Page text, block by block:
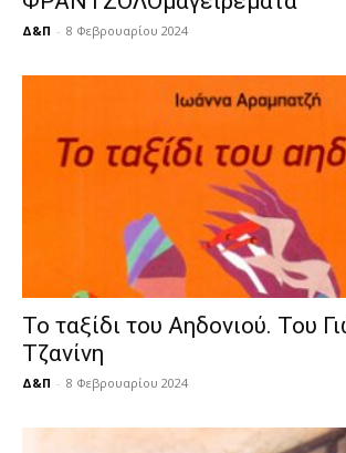
Δ&Π - 8 Φεβρουαρίου 2024
Το ταξίδι του Αηδονιού. Του
Τζανίνη
Δ&Π - 8 Φεβρουαρίου 2024